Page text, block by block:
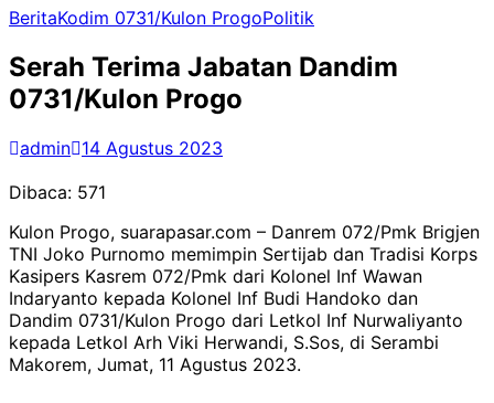
BeritaKodim 0731/Kulon ProgoPolitik
Serah Terima Jabatan Dandim
0731/Kulon Progo
admin 14 Agustus 2023
Dibaca: 571
Kulon Progo, suarapasar.com – Danrem 072/Pmk Brigjen
TNI Joko Purnomo memimpin Sertijab dan Tradisi Korps
Kasipers Kasrem 072/Pmk dari Kolonel Inf Wawan
Indaryanto kepada Kolonel Inf Budi Handoko dan
Dandim 0731/Kulon Progo dari Letkol Inf Nurwaliyanto
kepada Letkol Arh Viki Herwandi, S.Sos, di Serambi
Makorem, Jumat, 11 Agustus 2023.